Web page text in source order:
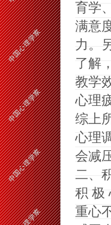
育学
满意
力。
了解
教学
心理
综上
心理
会减
二、
积 极
重心